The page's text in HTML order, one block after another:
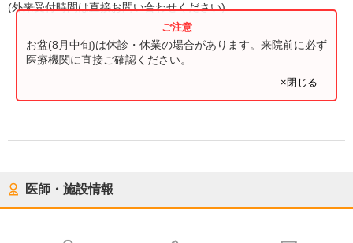
(外来受付時間は直接お問い合わせください)
お盆(8月中旬)は休診・休業の場合があります。来院前に必ず
医療機関に直接ご確認ください。
×閉じる
医師・施設情報